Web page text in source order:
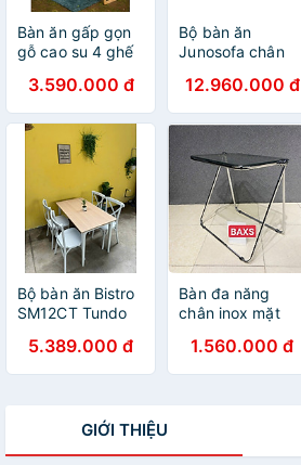
Bàn ăn gấp gọn
gỗ cao su 4 ghế
3.590.000 đ
Bộ bàn ăn
Junosofa chân
bàn đá và 4 ghế
Miso sang trọng
12.960.000 đ
Bộ bàn ăn Bistro
SM12CT Tundo
4 ghế
5.389.000 đ
Bàn đa năng
chân inox mặt
Juno Sofa 64 x
50 x 68 cm
1.560.000 đ
GIỚI THIỆU